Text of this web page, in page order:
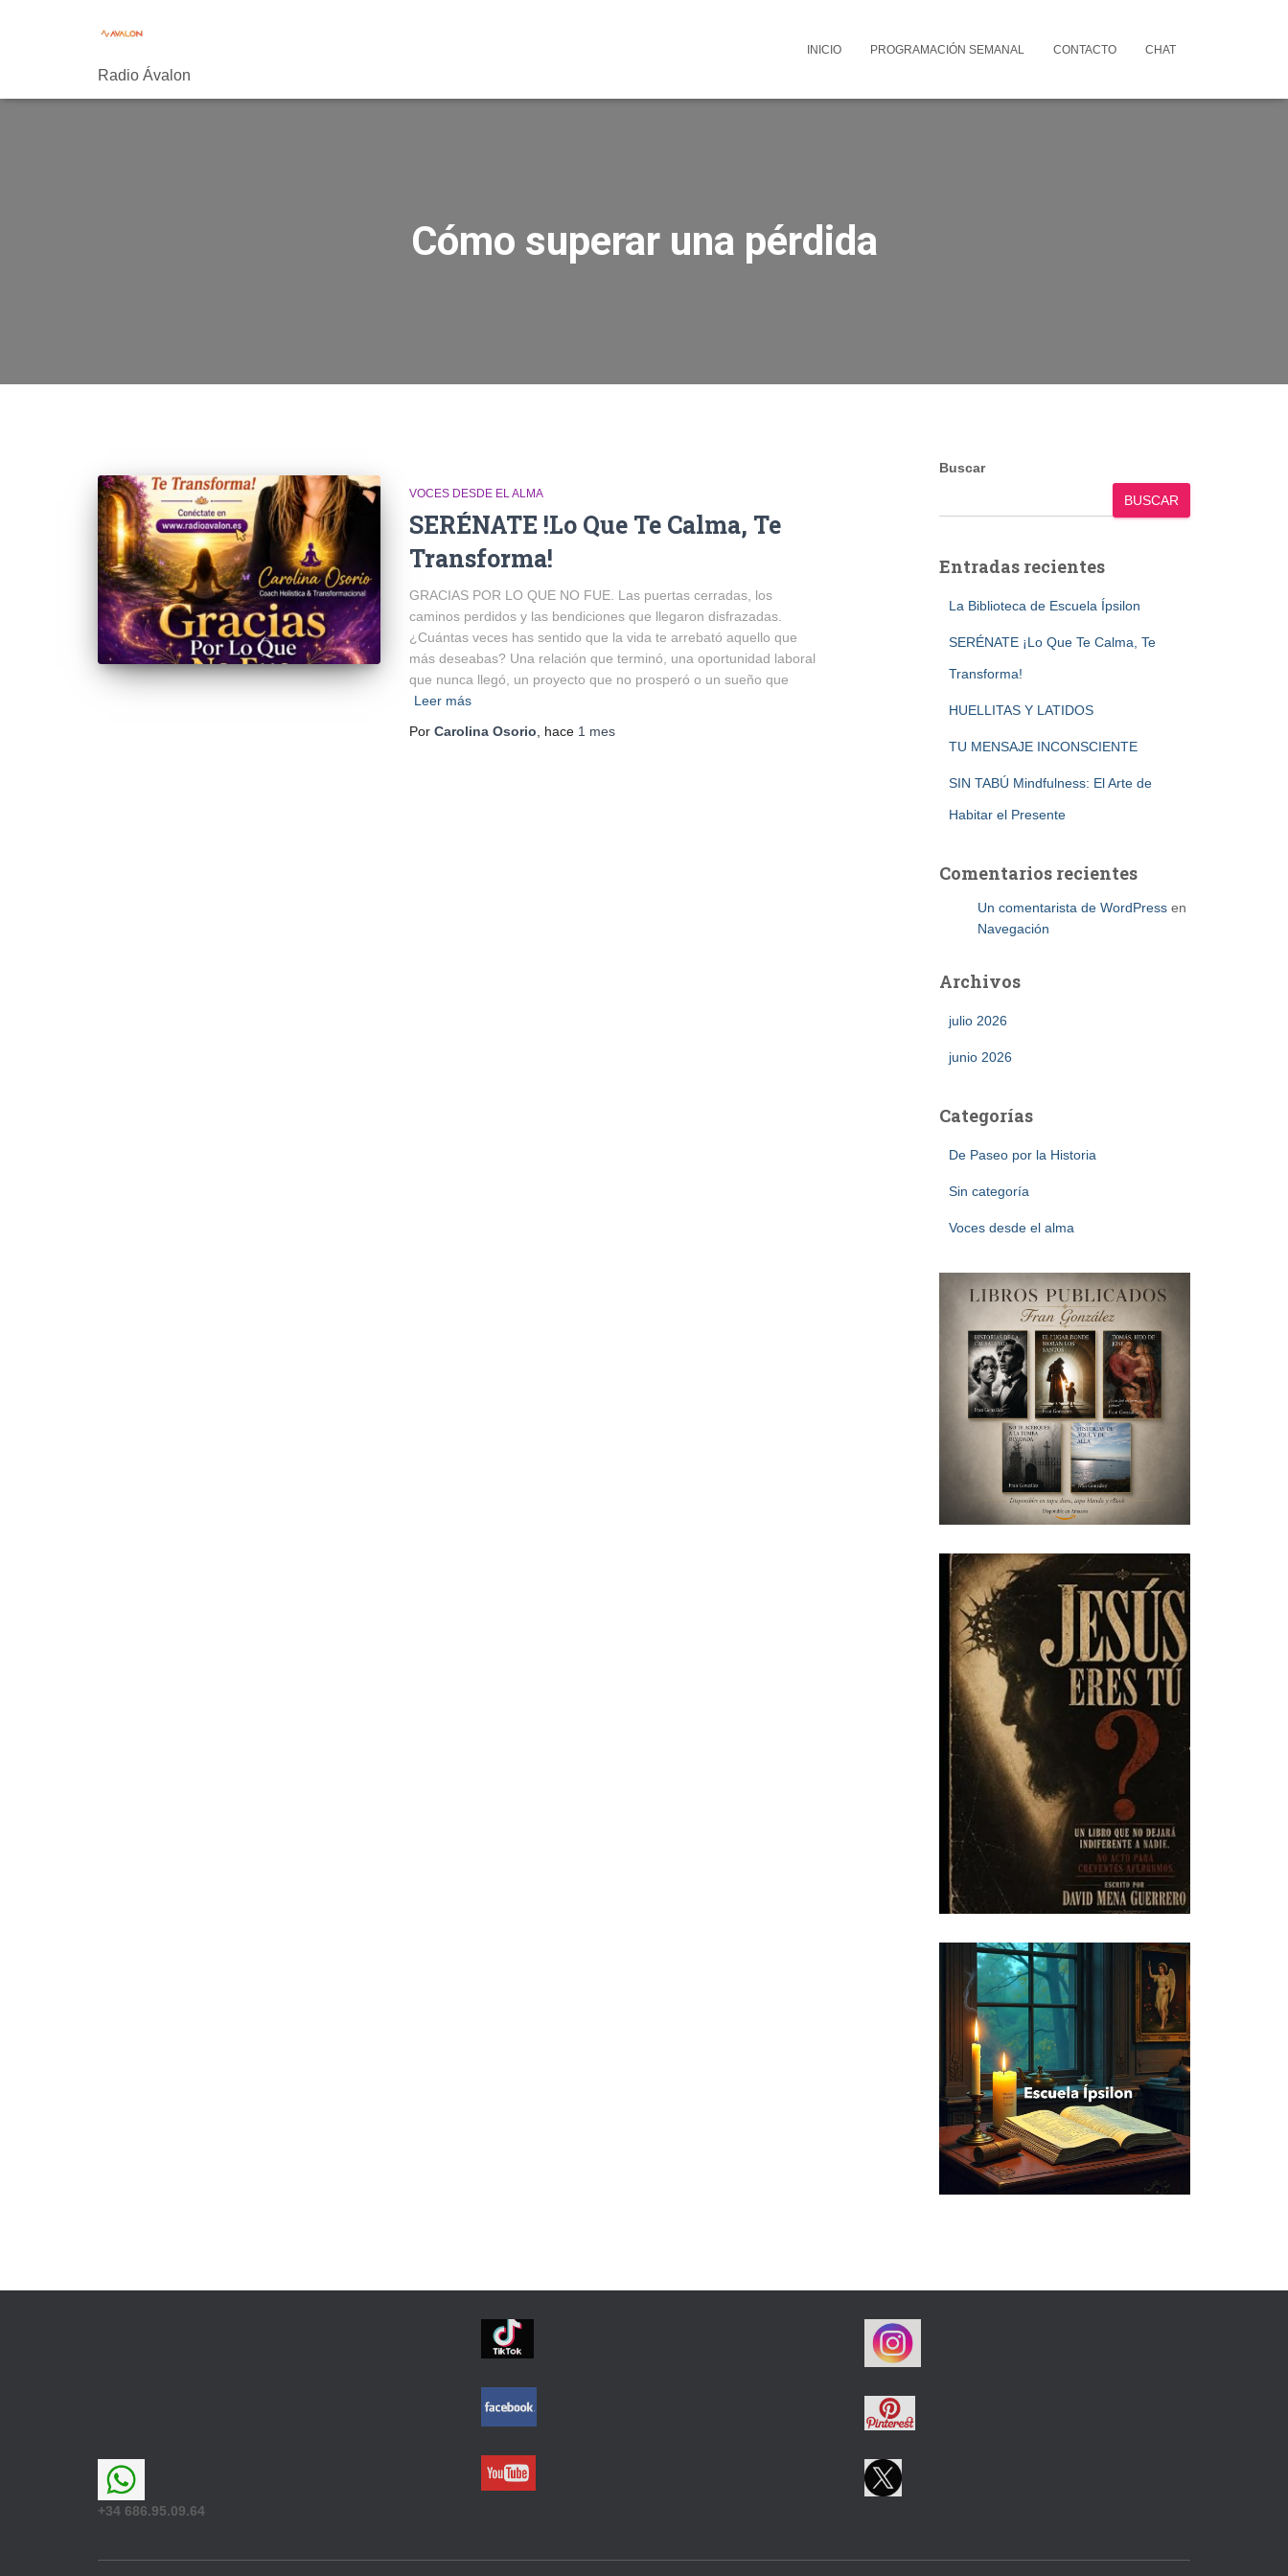
Radio Ávalon
INICIO PROGRAMACIÓN SEMANAL CONTACTO CHAT
Cómo superar una pérdida
VOCES DESDE EL ALMA
SERÉNATE !Lo Que Te Calma, Te
Transforma!
GRACIAS POR LO QUE NO FUE. Las puertas cerradas, los
caminos perdidos y las bendiciones que llegaron disfrazadas.
¿Cuántas veces has sentido que la vida te arrebató aquello que
más deseabas? Una relación que terminó, una oportunidad laboral
que nunca llegó, un proyecto que no prosperó o un sueño que
Leer más
Por Carolina Osorio , hace 1 mes
Buscar
BUSCAR
Entradas recientes
La Biblioteca de Escuela Ípsilon
SERÉNATE ¡Lo Que Te Calma, Te
Transforma!
HUELLITAS Y LATIDOS
TU MENSAJE INCONSCIENTE
SIN TABÚ Mindfulness: El Arte de
Habitar el Presente
Comentarios recientes
Un comentarista de WordPressen
Navegación
Archivos
julio 2026
junio 2026
Categorías
De Paseo por la Historia
Sin categoría
Voces desde el alma
+34 686.95.09.64